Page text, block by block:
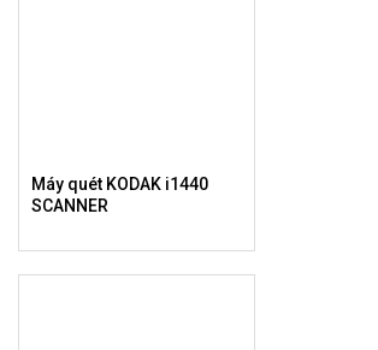
Máy quét KODAK i1440
SCANNER